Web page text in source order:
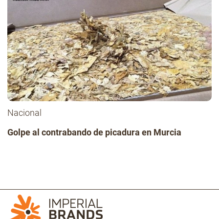
Nacional
Golpe al contrabando de picadura en Murcia